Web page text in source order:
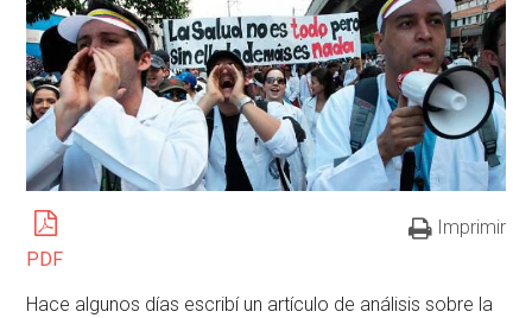
PDF
Imprimir
Hace algunos días escribí un artículo de análisis sobre la